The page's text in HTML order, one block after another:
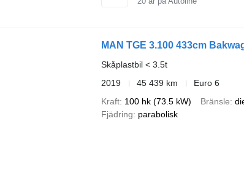
MAN TGE 3.100 433cm
Skåplastbil < 3.5t
2019
45 439 km
Euro 6
Kraft 100 hk (73.5 kW) Bränsle
Fjädring
parabolisk